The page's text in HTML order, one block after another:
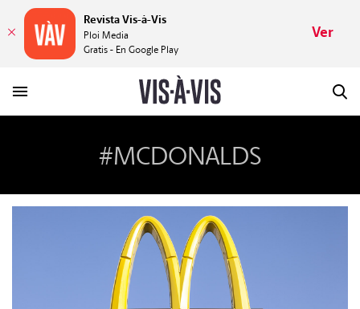
#MCDONALDS
HISTORIAS
PLACERES
MUNDOS
VÍDEOS
Revista Vis-à-Vis
Ploi Media
Gratis - En Google Play
Ver